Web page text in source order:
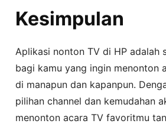
Kesimpulan
Aplikasi nonton TV di HP adalah
bagi kamu yang ingin menonton
di manapun dan kapanpun.
pilihan channel dan kemudahan
menonton acara TV favoritmu